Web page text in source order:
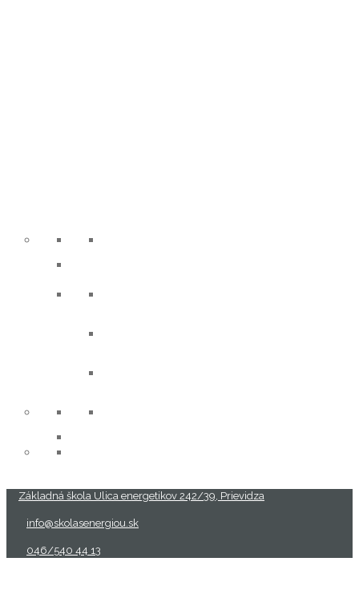
Základná škola Ulica energetikov 242/39, Prievidza
info@skolasenergiou.sk
046/540 44 13